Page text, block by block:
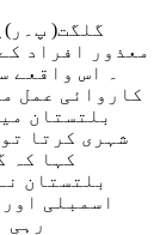
گلگت(
معذور افراد
۔ اس
کاروائی عمل
بلتستان
شہری کرتا
کہا کہ
بلتستان
اسمبلی
رہی